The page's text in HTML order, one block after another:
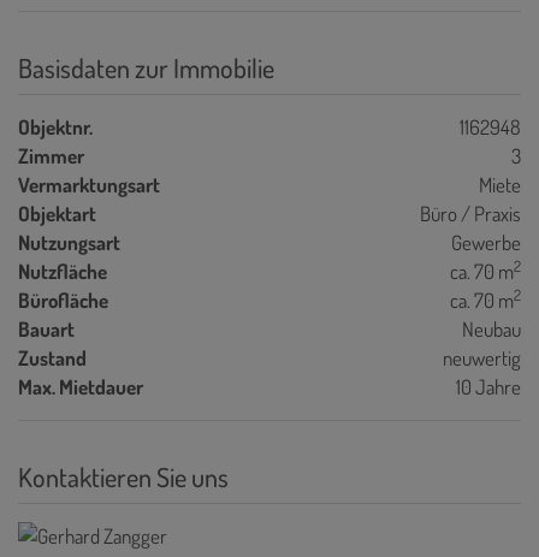
Basisdaten zur Immobilie
Objektnr.
1162948
Zimmer
3
Vermarktungsart
Miete
Objektart
Büro / Praxis
Nutzungsart
Gewerbe
Nutzfläche
ca. 70 m2
Bürofläche ca. 70 m2
Bauart
Neubau
Zustand
neuwertig
Max. Mietdauer
10 Jahre
Kontaktieren Sie uns